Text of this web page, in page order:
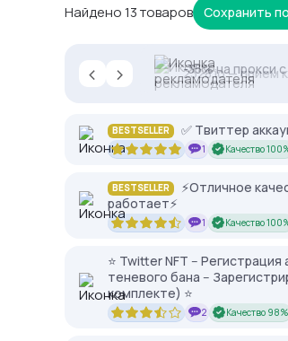
Найдено 13 товаров Сохранить
‹ › 2328.io — прием
Proxys.io -
-35% на прокси
BESTSELLER ✅ Твиттер
1 Качество
BESTSELLER
⚡️Отличное
работает⚡️
1 Качество
⭐ Twitter NFT --
теневого бана --
комплекте) ⭐
2 Качество 98%